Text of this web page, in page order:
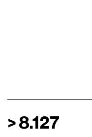
>8.127